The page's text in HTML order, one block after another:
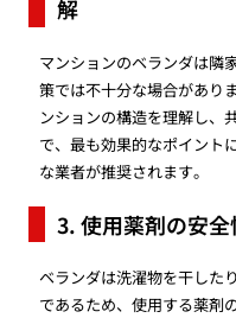
解
マンションのベランダは隣
策では不十分な場合があり
ンションの構造を理解し、
で、最も効果的なポイント
な業者が推奨されます。
3. 使用薬剤の安
ベランダは洗濯物を干した
であるため、使用する薬剤